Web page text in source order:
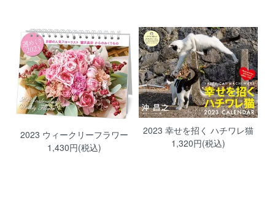
2023 ウィークリーフラワー
1,430円(税込)
2023 幸せを招く ハチワレ猫
1,320円(税込)